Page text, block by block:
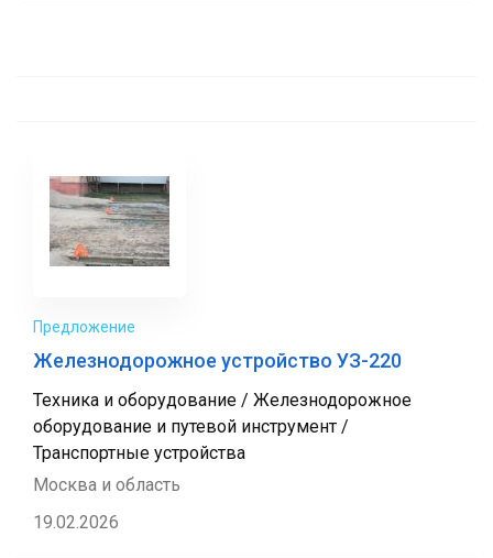
Предложение
Железнодорожное устройство УЗ-220
Техника и оборудование / Железнодорожное
оборудование и путевой инструмент /
Транспортные устройства
Москва и область
19.02.2026